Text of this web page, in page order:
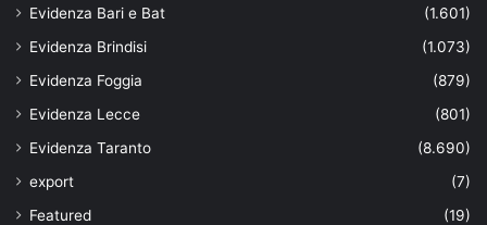
Evidenza Bari e Bat
(1.601)
Evidenza Brindisi
(1.073)
Evidenza Foggia
(879)
Evidenza Lecce
(801)
Evidenza Taranto
(8.690)
export
(7)
Featured
(19)